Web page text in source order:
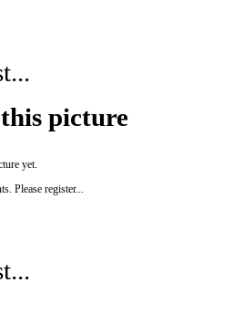
picture
yet.
Please register...